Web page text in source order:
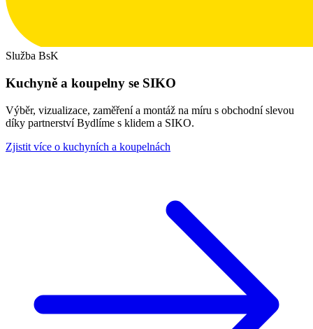
Služba BsK
Kuchyně a koupelny se SIKO
Výběr, vizualizace, zaměření a montáž na míru s obchodní slevou
díky partnerství Bydlíme s klidem a SIKO.
Zjistit více o kuchyních a koupelnách